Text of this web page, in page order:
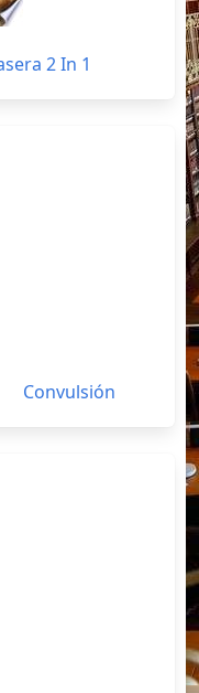
2 In 1
Convulsión